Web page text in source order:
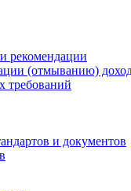
рекомендации
(отмыванию)
требований
и документов